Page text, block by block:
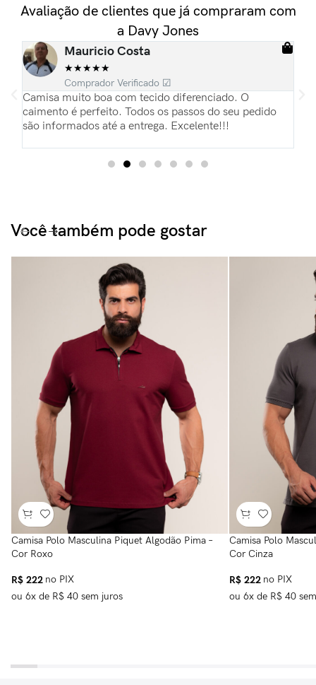
Avaliação de clientes que já compraram com
a Davy Jones
Mauricio Costa
★★★★★
Comprador Verificado ☑
Camisa muito boa com tecido diferenciado. O
caimento é perfeito. Todos os passos do seu pedido
são informados até a entrega. Excelente!!!
Você também pode gostar​
Camisa Polo Masculina Piquet Algodão Pima –
Cor Roxo
R$ 222 no PIX
ou 6x de R$ 40 sem juros
Camisa Polo
Cor Cinza
R$ 222 no PIX
ou6x de R$ 40